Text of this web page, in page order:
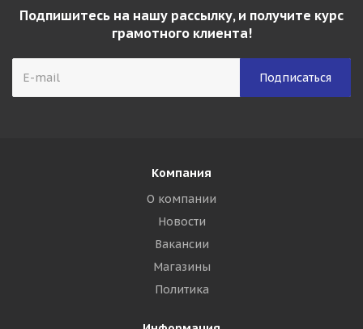
Подпишитесь на нашу рассылку, и получите курс
грамотного клиента!
Компания
О компании
Новости
Вакансии
Магазины
Политика